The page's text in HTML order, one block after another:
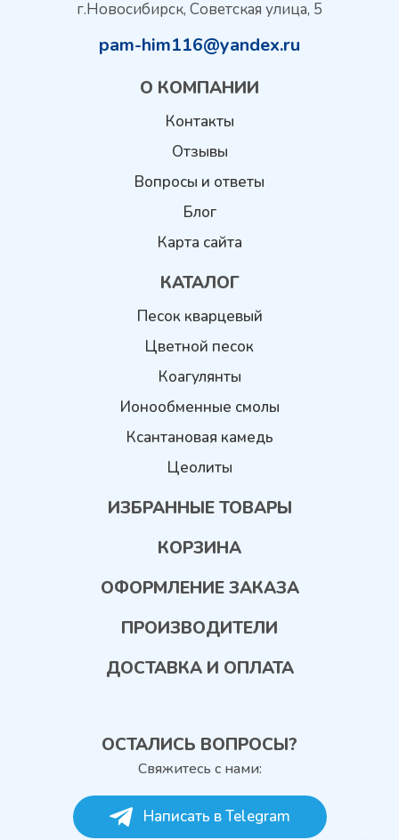
г.Новосибирск, Советская улица, 5
pam-him116@yandex.ru
О КОМПАНИИ
Контакты
Отзывы
Вопросы и ответы
Блог
Карта сайта
КАТАЛОГ
Песок кварцевый
Цветной песок
Коагулянты
Ионообменные смолы
Ксантановая камедь
Цеолиты
ИЗБРАННЫЕ ТОВАРЫ
КОРЗИНА
ОФОРМЛЕНИЕ ЗАКАЗА
ПРОИЗВОДИТЕЛИ
ДОСТАВКА И ОПЛАТА
ОСТАЛИСЬ ВОПРОСЫ?
Свяжитесь с нами:
Написать в Telegram